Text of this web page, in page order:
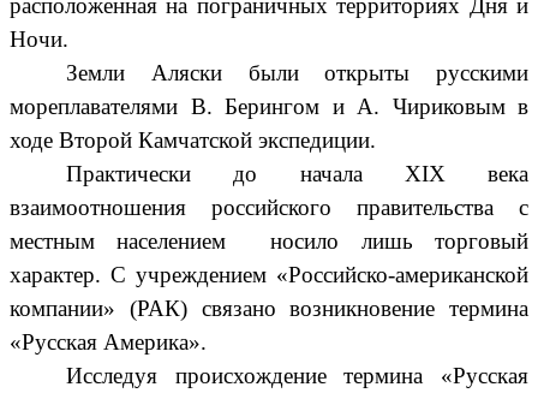
расположенная на пограничных территориях Дня и
Ночи.
Земли Аляски были открыты русскими
мореплавателями В. Берингом и А. Чириковым в
ходе Второй Камчатской экспедиции.
Практически до начала XIX века
взаимоотношения российского правительства с
местным населением носило лишь торговый
характер. С учреждением «Российско-американской
компании» (РАК) связано возникновение термина
«Русская Америка».
Исследуя происхождение термина «Русская